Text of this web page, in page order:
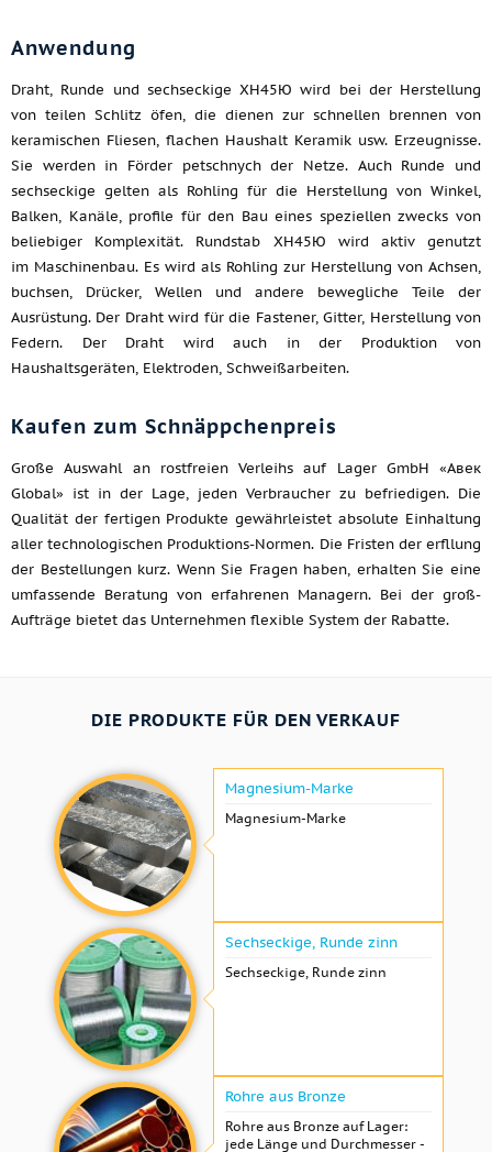
Anwendung
Draht, Runde und sechseckige ХН45Ю wird bei der Herstellung
von teilen Schlitz öfen, die dienen zur schnellen brennen von
keramischen Fliesen, flachen Haushalt Keramik usw. Erzeugnisse.
Sie werden in Förder petschnych der Netze. Auch Runde und
sechseckige gelten als Rohling für die Herstellung von Winkel,
Balken, Kanäle, profile für den Bau eines speziellen zwecks von
beliebiger Komplexität. Rundstab ХН45Ю wird aktiv genutzt
im Maschinenbau. Es wird als Rohling zur Herstellung von Achsen,
buchsen, Drücker, Wellen und andere bewegliche Teile der
Ausrüstung. Der Draht wird für die Fastener, Gitter, Herstellung von
Federn. Der Draht wird auch in der Produktion von
Haushaltsgeräten, Elektroden, Schweißarbeiten.
Kaufen zum Schnäppchenpreis
Große Auswahl an rostfreien Verleihs auf Lager GmbH «Авек
Global» ist in der Lage, jeden Verbraucher zu befriedigen. Die
Qualität der fertigen Produkte gewährleistet absolute Einhaltung
aller technologischen Produktions-Normen. Die Fristen der erfllung
der Bestellungen kurz. Wenn Sie Fragen haben, erhalten Sie eine
umfassende Beratung von erfahrenen Managern. Bei der groß-
Aufträge bietet das Unternehmen flexible System der Rabatte.
DIE PRODUKTE FÜR DEN VERKAUF
Magnesium-Marke
Magnesium-Marke
Sechseckige, Runde zinn
Sechseckige, Runde zinn
Rohre aus Bronze
Rohre aus Bronze auf Lager:
jede Länge und Durchmesser -